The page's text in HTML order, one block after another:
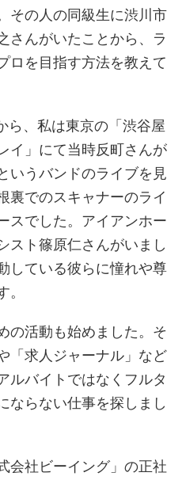
その人の同級生に渋川市
さんがいたことから、ラ
ロを目指す方法を教えて
ら、私は東京の「渋谷屋
イ」にて当時反町さんが
いうバンドのライブを見
裏でのスキャナーのライ
スでした。アイアンホー
スト篠原仁さんがいまし
している彼らに憧れや尊
の活動も始めました。そ
「求人ジャーナル」など
ルバイトではなくフルタ
ならない仕事を探しまし
会社ビーイング」の正社